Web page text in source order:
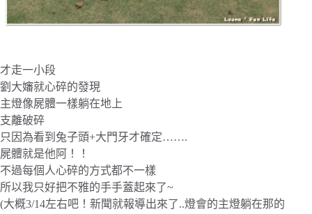
才走一小段
劉大嬸就心碎的發現
主燈像屍體一樣躺在地上
支離破碎
只因為看到兔子頭+大門牙才確定…….
屍體就是他阿！！
不過每個人心碎的方式都不一樣
所以我只好把不雅的手手蓋起來了~
(大概3/14左右吧！新聞就報導出來了..燈會的主燈躺在那的